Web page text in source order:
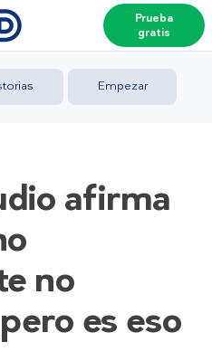
Prueba
gratis
Empezar
afirma
no
es eso